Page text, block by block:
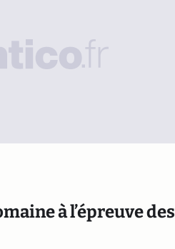
à l’épreuve des